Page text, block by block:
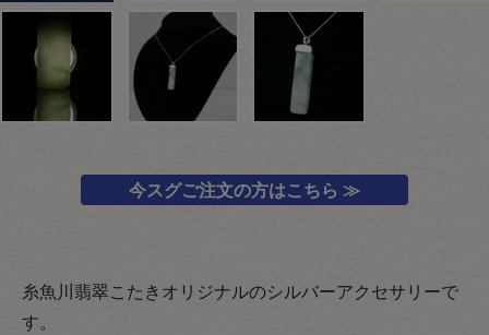
今スグご注文の方はこちら ≫
糸魚川翡翠こたきオリジナルのシルバーアクセサリーで
す。